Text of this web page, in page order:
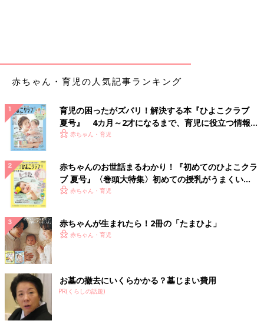
赤ちゃん・育児の人気記事ランキング
育児の困ったがズバリ！解決する本『ひよこクラブ
夏号』 4カ月～2才になるまで、育児に役立つ情報が
いっぱい！
赤ちゃん・育児
赤ちゃんのお世話まるわかり！『初めてのひよこクラ
ブ 夏号』〈巻頭大特集〉初めての授乳がうまくい
く！ おっぱい・ミルクの基本と夏のトラブル 解決テ
赤ちゃん・育児
赤ちゃんが生まれたら！2冊の「たまひよ」
赤ちゃん・育児
お墓の撤去にいくらかかる？墓じまい費用
PR(くらしの話題)